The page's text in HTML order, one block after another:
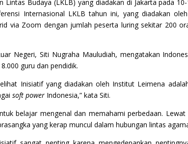
Budaya (LKLB) yang diadakan di Jakarta pada
Internasional LKLB tahun ini, yang diadakan
via Zoom dengan jumlah peserta luring sekitar 200
Negeri, Siti Nugraha Mauludiah, mengatakan
guru dan pendidik.
Inisiatif yang diadakan oleh Institut Leimena
soft power Indonesia,” kata Siti.
belajar mengenal dan memahami perbedaan.
yang kerap muncul dalam hubungan lintas